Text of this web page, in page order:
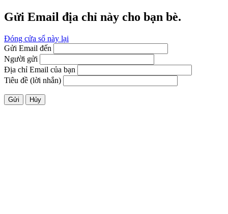
Gửi Email địa chỉ này cho bạn bè.
Đóng cửa sổ này lại
Gửi Email đến
Người gửi
Địa chỉ Email của bạn
Tiêu đề (lời nhắn)
Gửi Hủy